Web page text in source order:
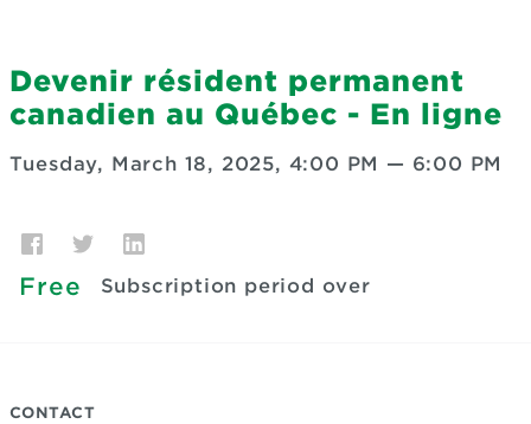
Devenir résident permanent
canadien au Québec - En ligne
Tuesday, March 18, 2025, 4:00 PM — 6:00 PM
Free Subscription period over
CONTACT